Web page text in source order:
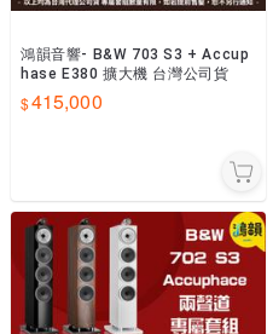
鴻韻音響- B&W 703 S3 + Accup
hase E380 擴大機 台灣公司貨
415,000